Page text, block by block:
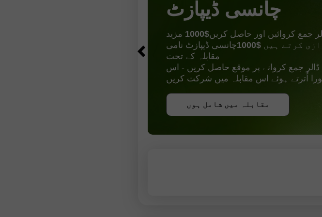
مقابلہ میں شامل ہوں
چانسی ڈیپازٹ
$1000
کرتے ہیں $1000
چانسی ڈیپازٹ نامی
مقابلہ کے تحت
اپنے اکاؤنٹ میں 3000 ڈالر جمع کروانے پر موقع حاصل کریں - اس
اُترتے ہوئے اس مقابلہ میں شرکت کریں
مقابلہ میں شامل ہوں